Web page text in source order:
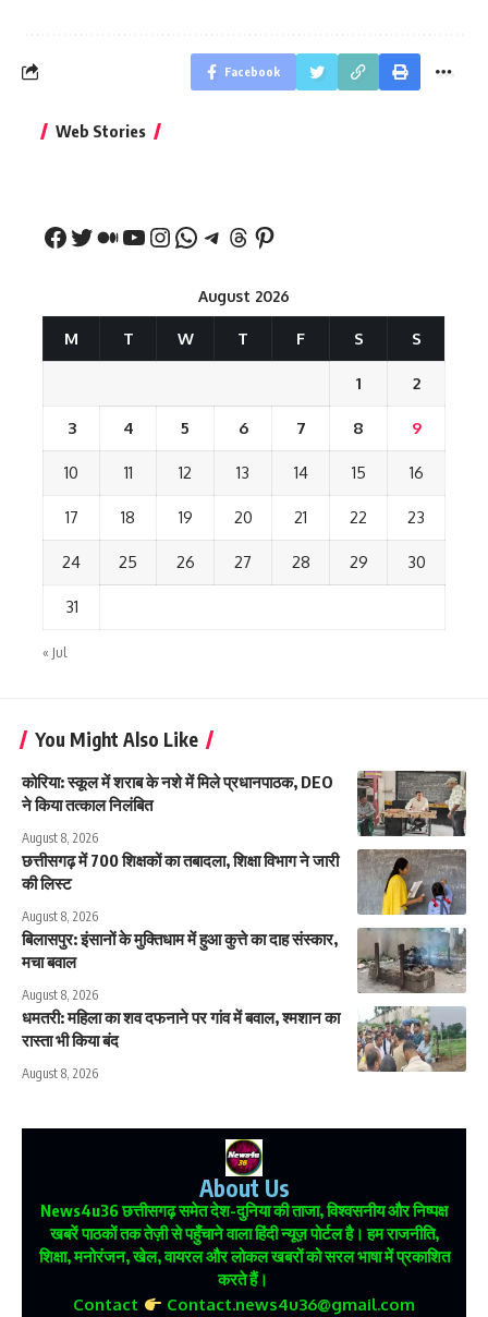
Facebook
Web Stories
नीतीश कुमार का पहला
August 2026
M T W T F S S
1 2
3 4 5 6 7 8 9
10 11 12 13 14 15 16
17 18 19 20 21 22 23
24 25 26 27 28 29 30
31
« Jul
You Might Also Like
कोरिया: स्कूल में शराब के नशे में मिले प्रधानपाठक, DEO
ने किया तत्काल निलंबित
August 8, 2026
छत्तीसगढ़ में 700 शिक्षकों का तबादला, शिक्षा विभाग ने जारी
की लिस्ट
August 8, 2026
बिलासपुर: इंसानों के मुक्तिधाम में हुआ कुत्ते का दाह संस्कार,
मचा बवाल
August 8, 2026
धमतरी: महिला का शव दफनाने पर गांव में बवाल, श्मशान का
रास्ता भी किया बंद
August 8, 2026
About Us
News4u36छत्तीसगढ़ समेत देश-दुनिया की ताजा, विश्वसनीय और निष्पक्ष
खबरें पाठकों तक तेज़ी से पहुँचाने वाला हिंदी न्यूज़ पोर्टल है। हम राजनीति,
शिक्षा, मनोरंजन, खेल, वायरल और लोकल खबरों को सरल भाषा में प्रकाशित
करते हैं।
Contact Contact.news4u36@gmail.com